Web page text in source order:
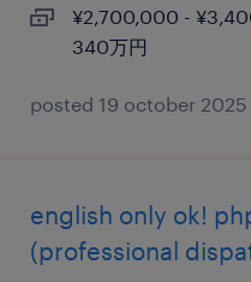
¥2,700,000 -
340万円
posted 19 october 2025
english only ok!
(professional